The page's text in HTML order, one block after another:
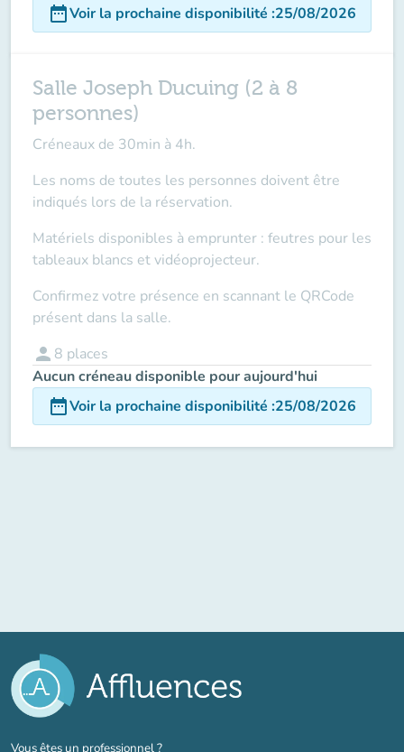
date_rangeVoir la prochaine disponibilité :25/08/2026
Salle Joseph Ducuing (2 à 8
personnes)
Créneaux de 30min à 4h.
Les noms de toutes les personnes doivent être
indiqués lors de la réservation.
Matériels disponibles à emprunter : feutres pour les
tableaux blancs et vidéoprojecteur.
Confirmez votre présence en scannant le QRCode
présent dans la salle.
person 8 places
Aucun créneau disponible pour aujourd'hui
date_rangeVoir la prochaine disponibilité :25/08/2026
Vous êtes un professionnel ?(nouvel onglet)